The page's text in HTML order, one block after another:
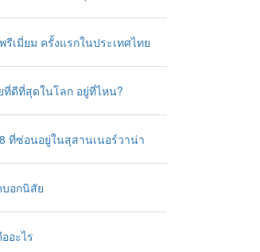
รีเมี่ยม ครั้งแรกในประเทศไทย
ที่ดีที่สุดในโลก อยู่ที่ไหน?
ที่ซ่อนอยู่ในสุสานเนอร์วาน่า
บอกนิสัย
อะไร